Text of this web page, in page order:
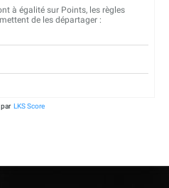
à égalité sur Points, les règles
de les départager :
LKS Score